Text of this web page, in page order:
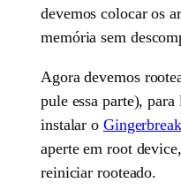
devemos colocar os
memória sem
Agora devemos
pule essa parte),
instalar o Gingerbreak
aperte em root
reiniciar rooteado.